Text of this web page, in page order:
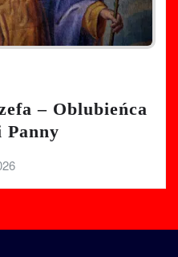
– Oblubieńca